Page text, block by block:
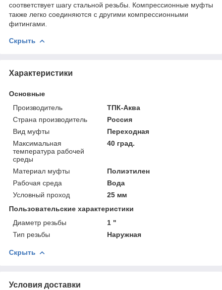
соответствует шагу стальной резьбы. Компрессионные муфты
также легко соединяются с другими компрессионными
фитингами.
Скрыть
Характеристики
Основные
Производитель
ТПК-Аква
Страна производитель
Россия
Вид муфты
Переходная
Максимальная
температура рабочей
среды
40 град.
Материал муфты
Полиэтилен
Рабочая среда
Вода
Условный проход
25 мм
Пользовательские характеристики
Диаметр резьбы
1 "
Тип резьбы
Наружная
Скрыть
Условия доставки